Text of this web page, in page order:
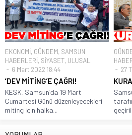
EKONOMİ, GÜNDEM, SAMSUN
HABERLERİ, SİYASET, ULUSAL
6 Mart 2022 18:44
‘DEV MİTİNG’E ÇAĞRI!
KESK, Samsun'da 19 Mart
Cumartesi Günü düzenleyecekleri
miting için halka...
27